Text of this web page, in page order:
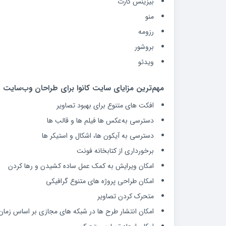
منو
رزومه
بروشور
ویدئو
مهم‌ترین مزایای سایت کانوا برای طراحان وب‌سایت
افکت‌ های متنوع برای بهبود تصاویر
دسترسی به‌عکس ها فیلم‌ ها و قالب‌ ها
دسترسی به آیکون‌ ها، اشکال و استیکر ها
برخورداری از کتابخانه فونت
امکان ویرایش به کمک عمل ساده کشیدن و رها کردن
امکان طراحی پروژه‌ های متنوع گرافیکی
متحرک کردن تصاویر
امکان انتشار طرح‌ ها در شبکه‌ های مجازی بر اساس